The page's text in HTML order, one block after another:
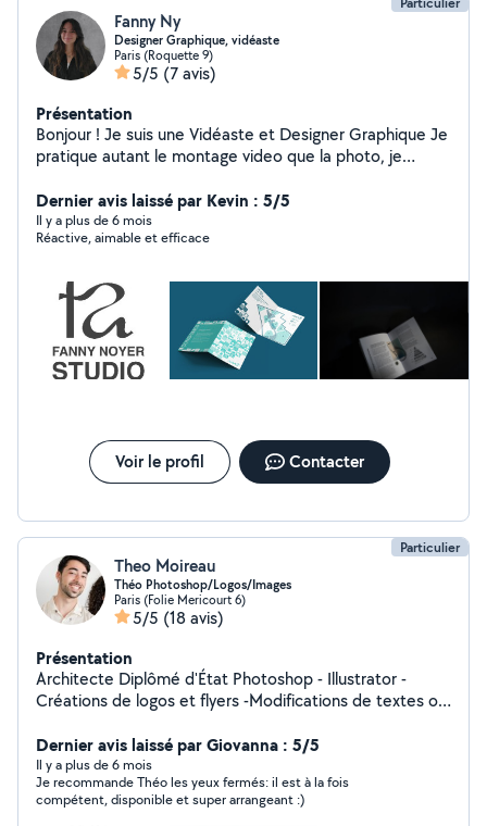
Fanny Ny
Designer Graphique, vidéaste
Paris (Roquette 9)
5/5 (7 avis)
Présentation
Bonjour ! Je suis une Vidéaste et Designer Graphique Je
pratique autant le montage video que la photo, je
design , n'hésitez pas ! Diplômée d'un Bachelor Design
Graphique print et numérique et d'un Master Direction
Artistique
Dernier avis laissé par Kevin : 5/5
Il y a plus de 6 mois
Réactive, aimable et efficace
Voir le profil Contacter
Particulier
Theo Moireau
Théo Photoshop/Logos/Images
Paris (Folie Mericourt 6)
5/5 (18 avis)
Présentation
Architecte Diplômé d'État Photoshop - Illustrator -
Créations de logos et flyers -Modifications de textes ou
à la main -Plans d'architecture
Dernier avis laissé par Giovanna : 5/5
Il y a plus de 6 mois
Je recommande Théo les yeux fermés: il est à la fois
compétent, disponible et super arrangeant :)